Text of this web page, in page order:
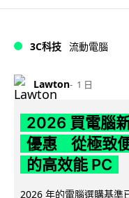
3C科技 流動電腦
Lawton 1 日
2026 買電腦
優惠 從極致
的高效能 PC
2026 年的電腦選購基準